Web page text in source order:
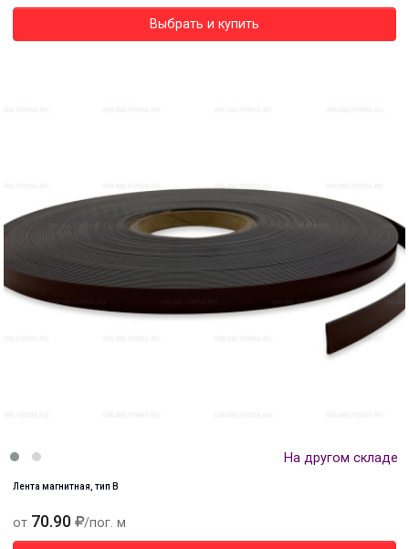
Выбрать и купить
На другом складе
Лента магнитная, тип В
от 70.90 /пог. м